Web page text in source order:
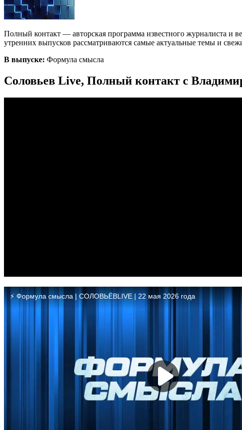
Полный контакт — авторская программа известного журналиста и
утренних выпусков рассматриваются самые актуальные темы и
В выпуске: Формула смысла
Соловьев Live, Полный контакт с